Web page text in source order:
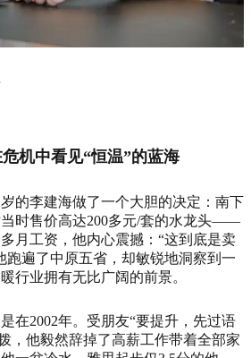
机中看见“恒温”的蓝海
的李建海做了一个大胆的决定：南下
时售价高达200多元/套的水龙头——
月工资，他内心震撼：“这到底是卖
跑遍了中原五省，却敏锐地洞察到一
行业拥有无比广阔的前景。
在2002年。受朋友“要提升，先过语
，他毅然辞掉了高薪工作带着全部家